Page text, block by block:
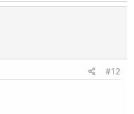
#12